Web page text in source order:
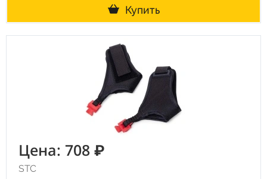
Купить
Цена: 708 ₽
STC